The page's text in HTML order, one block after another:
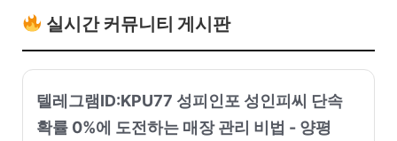
실시간 커뮤니티 게시판
텔레그램ID:KPU77 성피인포 성인피씨 단속
확률 0%에 도전하는 매장 관리 비법 - 양평